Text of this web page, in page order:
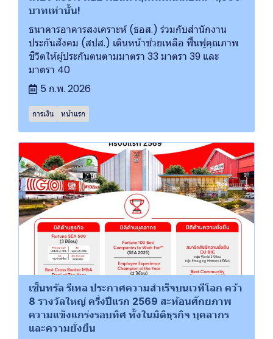
บาทเท่านั้น!
ธนาคารอาคารสงเคราะห์ (ธอส.) ร่วมกับสำนักงาน
ประกันสังคม (สปส.) เดินหน้าช่วยเหลือ ฟื้นฟูคุณภาพ
ชีวิตให้ผู้ประกันตนตามมาตรา 33 มาตรา 39 และ
มาตรา 40
5 ก.พ. 2026
การเงิน หน้าแรก
เซ็นทรัล รีเทล ประกาศความสำเร็จบนเวทีโลก คว้า
8 รางวัลใหญ่ ครึ่งปีแรก 2569 สะท้อนศักยภาพ
ความแข็งแกร่งรอบทิศ ทั้งในมิติธุรกิจ บุคลากร
และความยั่งยืน